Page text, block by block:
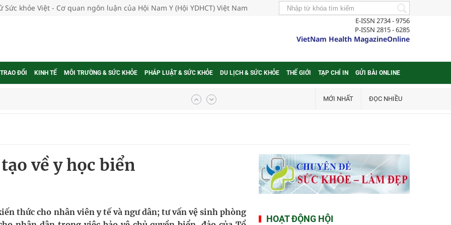
Sức khỏe Việt - Cơ quan ngôn luận của Hội Nam Y (Hội YDHCT) Việt Nam
E-ISSN 2734 - 9756
P-ISSN 2815 - 6285
VietNam Health MagazineOnline
ĐỔI KINH TẾ MÔI TRƯỜNG & SỨC KHỎE PHÁP LUẬT & SỨC KHỎE DU LỊCH & SỨC KHỎE THẾ GIỚI TẠP CHÍ IN GỬI BÀI ONLINE
thuốc
khám sàng lọc cho người dân
cực hiệu quả
gia
MỚI NHẤT ĐỌC NHIỀU
về y học biển
thức cho nhân viên y tế và ngư dân; tư vấn vệ sinh phòng
HOẠT ĐỘNG HỘI